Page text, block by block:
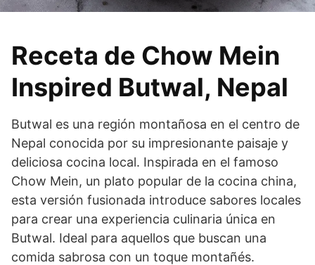
Receta de Chow Mein
Inspired Butwal, Nepal
Butwal es una región montañosa en el centro de
Nepal conocida por su impresionante paisaje y
deliciosa cocina local. Inspirada en el famoso
Chow Mein, un plato popular de la cocina china,
esta versión fusionada introduce sabores locales
para crear una experiencia culinaria única en
Butwal. Ideal para aquellos que buscan una
comida sabrosa con un toque montañés.